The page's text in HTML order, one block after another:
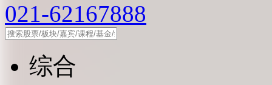
021-62167888
综合